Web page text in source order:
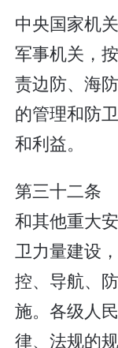
中央国家机
军事机关，
责边防、海
的管理和防
和利益。
第三十二条
和其他重大
卫力量建设
控、导航、
施。各级人
律、法规的